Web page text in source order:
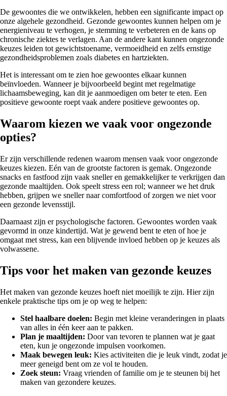
De gewoontes die we ontwikkelen, hebben een significante impact op
onze algehele gezondheid. Gezonde gewoontes kunnen helpen om je
energieniveau te verhogen, je stemming te verbeteren en de kans op
chronische ziektes te verlagen. Aan de andere kant kunnen ongezonde
keuzes leiden tot gewichtstoename, vermoeidheid en zelfs ernstige
gezondheidsproblemen zoals diabetes en hartziekten.
Het is interessant om te zien hoe gewoontes elkaar kunnen
beïnvloeden. Wanneer je bijvoorbeeld begint met regelmatige
lichaamsbeweging, kan dit je aanmoedigen om beter te eten. Een
positieve gewoonte roept vaak andere positieve gewoontes op.
Waarom kiezen we vaak voor ongezonde
opties?
Er zijn verschillende redenen waarom mensen vaak voor ongezonde
keuzes kiezen. Eén van de grootste factoren is gemak. Ongezonde
snacks en fastfood zijn vaak sneller en gemakkelijker te verkrijgen dan
gezonde maaltijden. Ook speelt stress een rol; wanneer we het druk
hebben, grijpen we sneller naar comfortfood of zorgen we niet voor
een gezonde levensstijl.
Daarnaast zijn er psychologische factoren. Gewoontes worden vaak
gevormd in onze kindertijd. Wat je gewend bent te eten of hoe je
omgaat met stress, kan een blijvende invloed hebben op je keuzes als
volwassene.
Tips voor het maken van gezonde keuzes
Het maken van gezonde keuzes hoeft niet moeilijk te zijn. Hier zijn
enkele praktische tips om je op weg te helpen:
Stel haalbare doelen: Begin met kleine veranderingen in plaats
van alles in één keer aan te pakken.
Plan je maaltijden: Door van tevoren te plannen wat je gaat
eten, kun je ongezonde impulsen voorkomen.
Maak bewegen leuk: Kies activiteiten die je leuk vindt, zodat je
meer geneigd bent om ze vol te houden.
Zoek steun: Vraag vrienden of familie om je te steunen bij het
maken van gezondere keuzes.